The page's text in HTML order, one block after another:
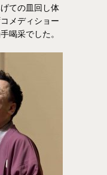
ての皿回し体
メディショー
喝采でした。